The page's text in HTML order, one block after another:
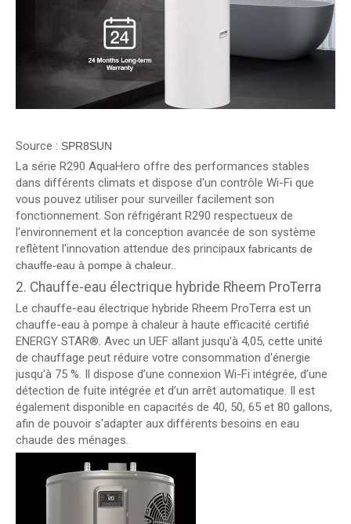
Source : SPR8SUN
La série R290 AquaHero offre des performances stables
dans différents climats et dispose d'un contrôle Wi-Fi que
vous pouvez utiliser pour surveiller facilement son
fonctionnement. Son réfrigérant R290 respectueux de
l'environnement et la conception avancée de son système
reflètent l'innovation attendue des principaux fabricants de
chauffe-eau à pompe à chaleur..
2. Chauffe-eau électrique hybride Rheem ProTerra
Le chauffe-eau électrique hybride Rheem ProTerra est un
chauffe-eau à pompe à chaleur à haute efficacité certifié
ENERGY STAR®. Avec un UEF allant jusqu'à 4,05, cette unité
de chauffage peut réduire votre consommation d'énergie
jusqu'à 75 %. Il dispose d’une connexion Wi-Fi intégrée, d’une
détection de fuite intégrée et d’un arrêt automatique. Il est
également disponible en capacités de 40, 50, 65 et 80 gallons,
afin de pouvoir s'adapter aux différents besoins en eau
chaude des ménages.